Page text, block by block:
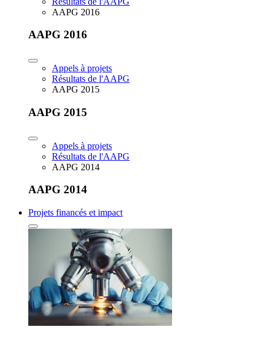
AAPG 2016
AAPG 2016
Appels à projets
Résultats de l'AAPG
AAPG 2015
AAPG 2015
Appels à projets
Résultats de l'AAPG
AAPG 2014
AAPG 2014
Projets financés et impact